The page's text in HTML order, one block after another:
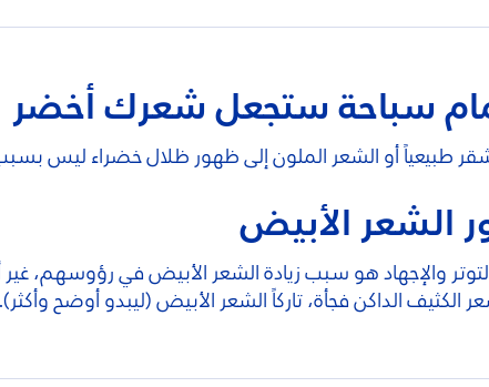
سباحة ستجعل شعرك أخضر
طبيعياً أو الشعر الملون إلى ظهور ظلال خضراء ليس بسبب
الشعر الأبيض
والإجهاد هو سبب زيادة الشعر الأبيض في رؤوسهم، غير
الداكن فجأة، تاركاً الشعر الأبيض (ليبدو أوضح وأكثر).